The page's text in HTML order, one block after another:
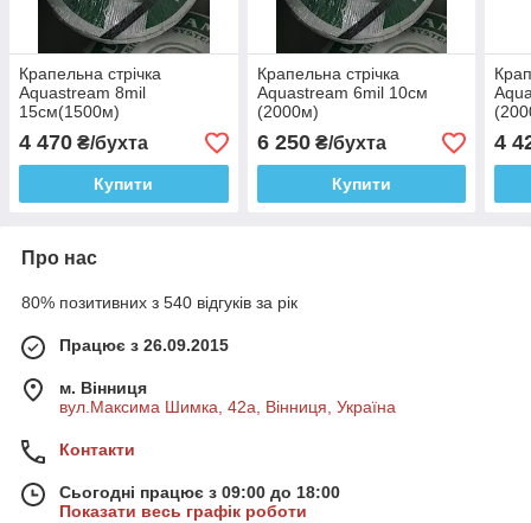
Крапельна стрічка
Aquastream 8mil
15см(1500м)
4 470 ₴/бухта
Купити
Крапельна стрічка
Aquastream 6mil 10см
(2000м)
6 250₴/бухта
Купити
4
Про нас
80% позитивних з 540 відгуків за рік
Працює з 26.09.2015
м. Вінниця
вул.Максима Шимка, 42а, Вінниця, Україна
Контакти
Сьогодні працює з 09:00 до 18:00
Показати весь графік роботи